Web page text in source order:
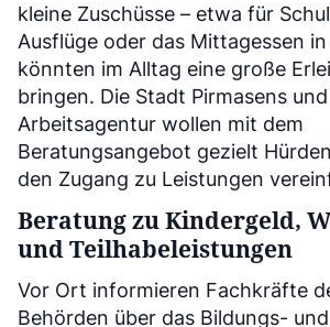
kleine Zuschüsse – etwa für
Ausflüge oder das Mittagessen
könnten im Alltag eine große
bringen. Die Stadt Pirmasens
Arbeitsagentur wollen mit dem
Beratungsangebot gezielt
den Zugang zu Leistungen
Beratung zu Kindergeld,
und Teilhabeleistungen
Vor Ort informieren Fachkräfte
Behörden über das Bildungs-